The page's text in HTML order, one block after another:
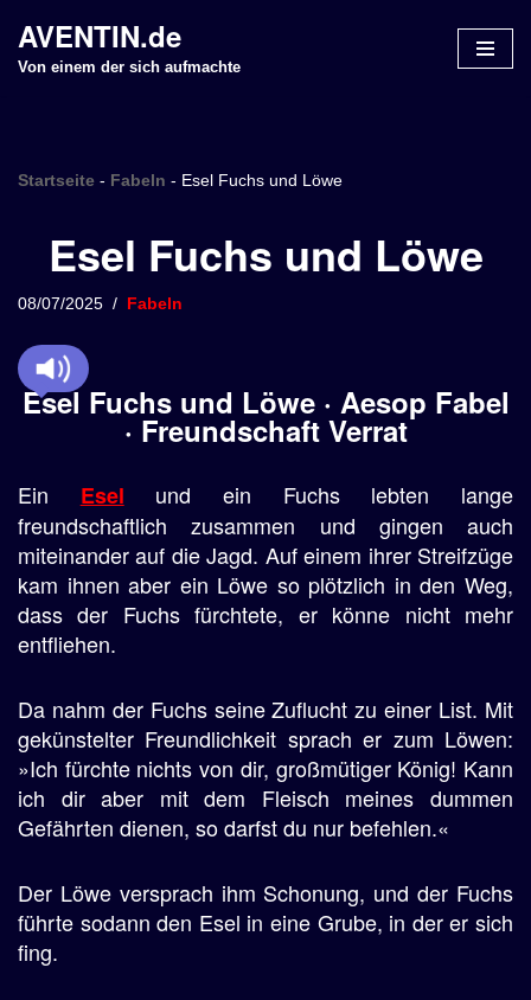
Z
n
p
r
e
n
AVENTIN.de
Von einem der sich aufmachte
Startseite - Fabeln - Esel Fuchs und Löwe
Esel Fuchs und Löwe
08/07/2025 Fabeln
Esel Fuchs und Löwe · Aesop Fabel
· Freundschaft Verrat
Ein Esel und ein Fuchs lebten lange
freundschaftlich zusammen und gingen auch
miteinander auf die Jagd. Auf einem ihrer Streifzüge
kam ihnen aber ein Löwe so plötzlich in den Weg,
dass der Fuchs fürchtete, er könne nicht mehr
entfliehen.
Da nahm der Fuchs seine Zuflucht zu einer List. Mit
gekünstelter Freundlichkeit sprach er zum Löwen:
»Ich fürchte nichts von dir, großmütiger König! Kann
ich dir aber mit dem Fleisch meines dummen
Gefährten dienen, so darfst du nur befehlen.«
Der Löwe versprach ihm Schonung, und der Fuchs
führte sodann den Esel in eine Grube, in der er sich
fing.